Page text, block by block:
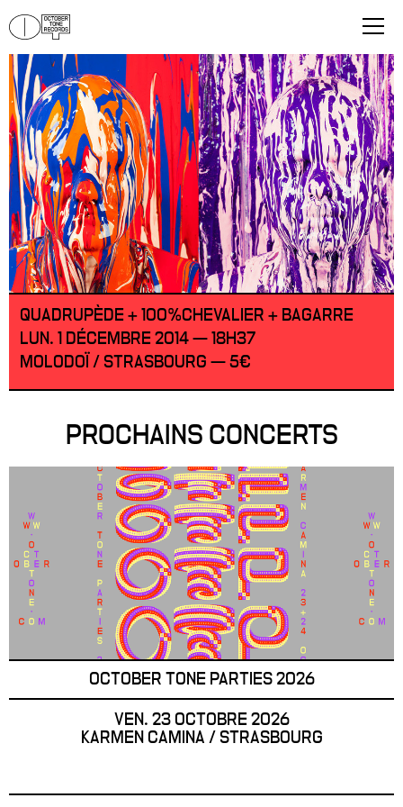
QUADRUPÈDE + 100%CHEVALIER + BAGARRE
LUN. 1 DÉCEMBRE 2014 — 18H37
MOLODOÏ / STRASBOURG — 5€
PROCHAINS CONCERTS
OCTOBER TONE PARTIES 2026
VEN. 23 OCTOBRE 2026
KARMEN CAMINA / STRASBOURG